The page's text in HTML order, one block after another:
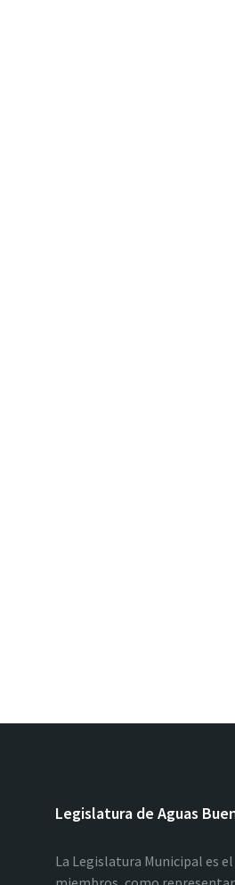
Legislatura de Aguas
La Legislatura Municipal es